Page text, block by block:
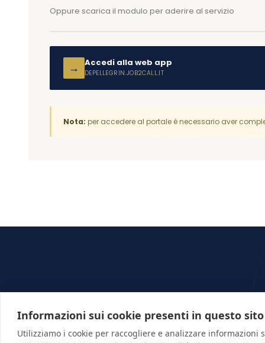
Oppure scarica il modulo per aderire al servizio
→ Accedi alla web app
DEPELLEGRIN.JOB2CALL.IT
Nota: per accedere al portale è necessario aver
Il
Informazioni sui cookie presenti in questo sito
Utilizziamo i cookie per raccogliere e analizzare informazioni